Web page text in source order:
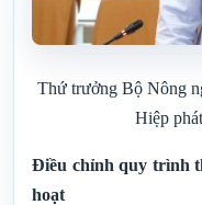
Thứ trưởng Bộ Nông
Hiệp
Điều chỉnh quy trình
hoạt